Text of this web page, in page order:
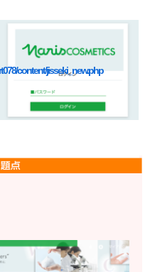
content/jisseki_new.php